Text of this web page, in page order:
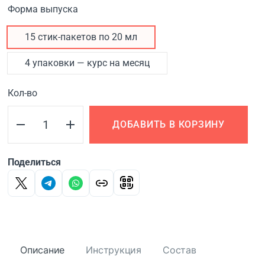
Форма выпуска
15 стик-пакетов по 20 мл
4 упаковки — курс на месяц
Кол-во
ДОБАВИТЬ В КОРЗИНУ
Поделиться
Описание Инструкция Состав